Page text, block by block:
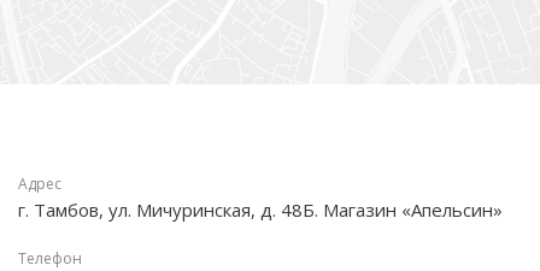
Адрес
г. Тамбов, ул. Мичуринская, д. 48Б. Магазин «Апельсин»
Телефон